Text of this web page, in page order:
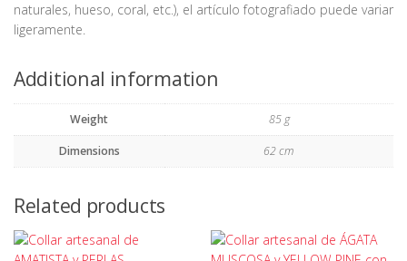
naturales, hueso, coral, etc.), el artículo fotografiado puede variar
ligeramente.
Additional information
Weight 85 g
Dimensions 62 cm
Related products